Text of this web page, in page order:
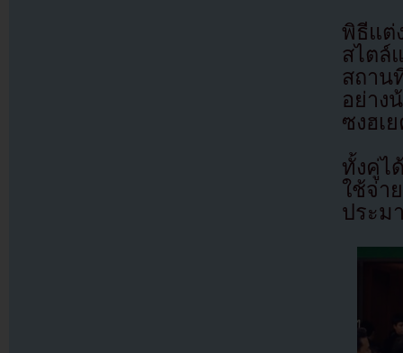
พิธีแต่
สไตล์
สถาน
อย่าง
ซงฮเ
ทั้งคู่ไ
ใช้จ่
ประม